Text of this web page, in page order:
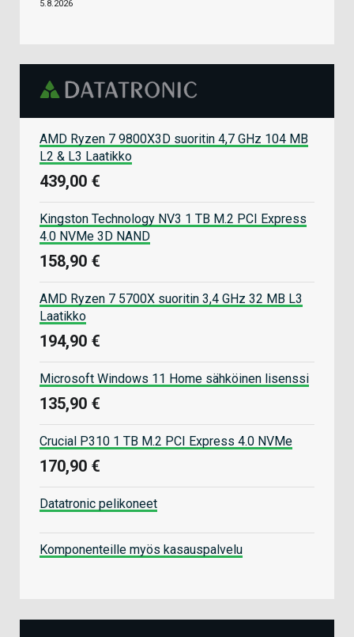
5.8.2026
AMD Ryzen 7 9800X3D suoritin 4,7 GHz 104 MB
L2 & L3 Laatikko
439,00 €
Kingston Technology NV3 1 TB M.2 PCI Express
4.0 NVMe 3D NAND
158,90 €
AMD Ryzen 7 5700X suoritin 3,4 GHz 32 MB L3
Laatikko
194,90 €
Microsoft Windows 11 Home sähköinen lisenssi
135,90 €
Crucial P310 1 TB M.2 PCI Express 4.0 NVMe
170,90 €
Datatronic pelikoneet
Komponenteille myös kasauspalvelu